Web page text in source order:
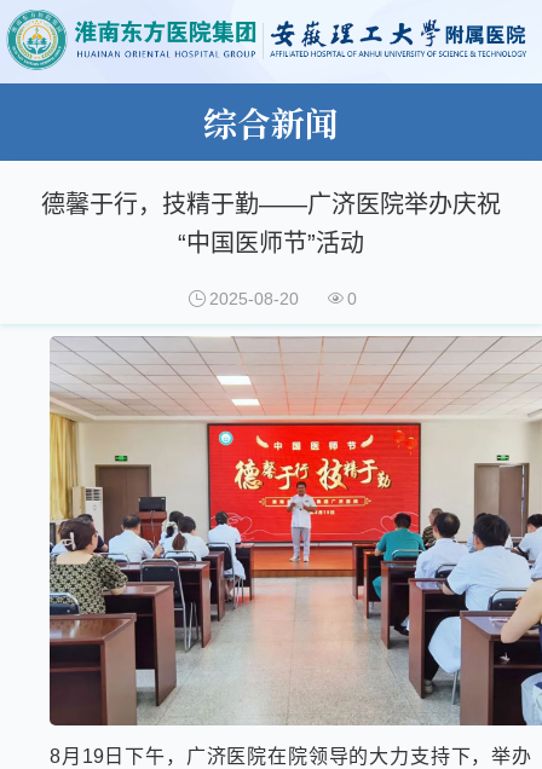
综合新闻
德馨于行，技精于勤——广济医院举办庆祝
“中国医师节”活动
2025-08-20 0
8月19日下午，广济医院在院领导的大力支持下，举办